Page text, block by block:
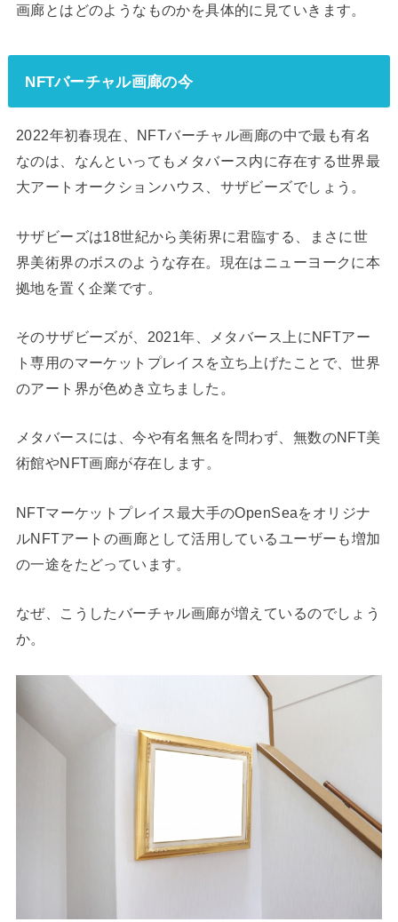
画廊とはどのようなものかを具体的に見ていきます。
NFTバーチャル画廊の今
2022年初春現在、NFTバーチャル画廊の中で最も有名
なのは、なんといってもメタバース内に存在する世界最
大アートオークションハウス、サザビーズでしょう。
サザビーズは18世紀から美術界に君臨する、まさに世
界美術界のボスのような存在。現在はニューヨークに本
拠地を置く企業です。
そのサザビーズが、2021年、メタバース上にNFTアー
ト専用のマーケットプレイスを立ち上げたことで、世界
のアート界が色めき立ちました。
メタバースには、今や有名無名を問わず、無数のNFT美
術館やNFT画廊が存在します。
NFTマーケットプレイス最大手のOpenSeaをオリジナ
ルNFTアートの画廊として活用しているユーザーも増加
の一途をたどっています。
なぜ、こうしたバーチャル画廊が増えているのでしょう
か。